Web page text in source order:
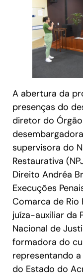
A abertura da
presenças do
diretor do
supervisora do
Restaurativa
Direito Andréa
Execuções
Comarca de Rio
juíza-auxiliar da
Nacional de
formadora do
representando
do Estado do